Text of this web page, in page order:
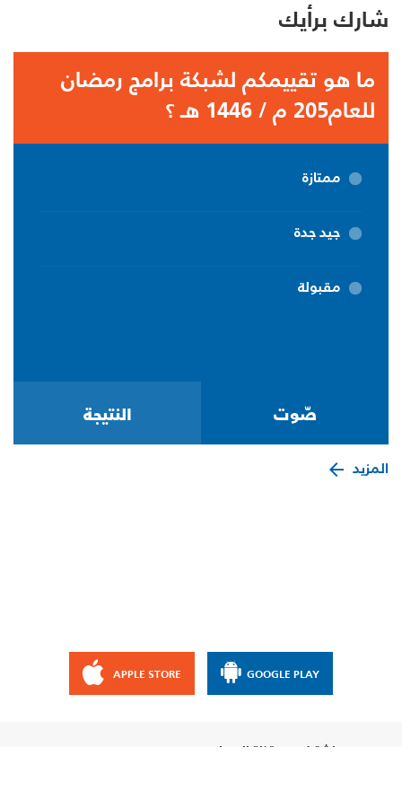
شارك برأيك
ما هو تقييمكم لشبكة برامج رمضان
للعام205 م / 1446 هـ ؟
ممتازة
جيد جدة
مقبولة
المزيد
GOOGLE PLAY
APPLE STORE
إشترك مع قناة الإيمان